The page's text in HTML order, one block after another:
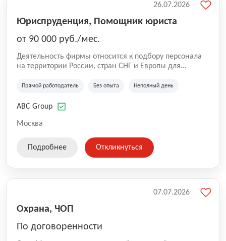
Юриспруденция, Помощник юриста
от 90 000 руб./мес.
Деятельность фирмы относится к подбору персонала
на территории России, стран СНГ и Европы для
культуре и развлечениям, информационным
Прямой работодатель Без опыта Неполный день
ABC Group
Москва
26.07.2026
Подробнее Откликнуться
Охрана, ЧОП
По договоренности
07.07.2026